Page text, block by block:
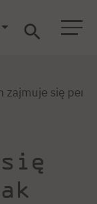
zajmuje się